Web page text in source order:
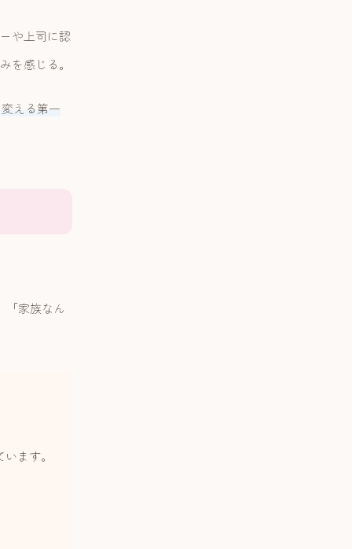
や上司に認
を感じる。
える第一
「家族なん
ます。